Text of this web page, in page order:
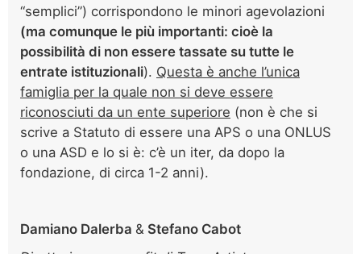
“semplici”) corrispondono le minori agevolazioni
(ma comunque le più importanti: cioè la
possibilità di non essere tassate su tutte le
entrate istituzionali). Questa è anche l’unica
famiglia per la quale non si deve essere
riconosciuti da un ente superiore (non è che si
scrive a Statuto di essere una APS o una ONLUS
o una ASD e lo si è: c’è un iter, da dopo la
fondazione, di circa 1-2 anni).
Damiano Dalerba & Stefano Cabot